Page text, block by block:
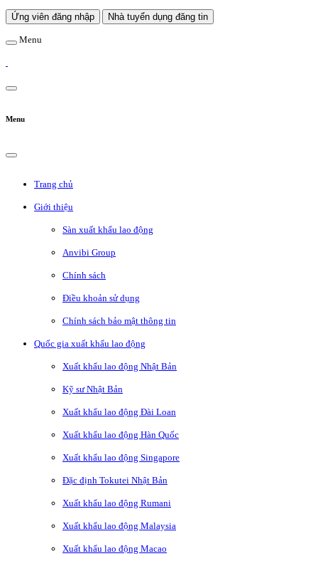
Ứng viên đăng nhập Nhà tuyển dụng đăng tin
Menu
Menu
Trang chủ
Giới thiệu
Sàn xuất khẩu lao động
Anvibi Group
Chính sách
Điều khoản sử dụng
Chính sách bảo mật thông tin
Quốc gia xuất khẩu lao động
Xuất khẩu lao động Nhật Bản
Kỹ sư Nhật Bản
Xuất khẩu lao động Đài Loan
Xuất khẩu lao động Hàn Quốc
Xuất khẩu lao động Singapore
Đặc định Tokutei Nhật Bản
Xuất khẩu lao động Rumani
Xuất khẩu lao động Malaysia
Xuất khẩu lao động Macao